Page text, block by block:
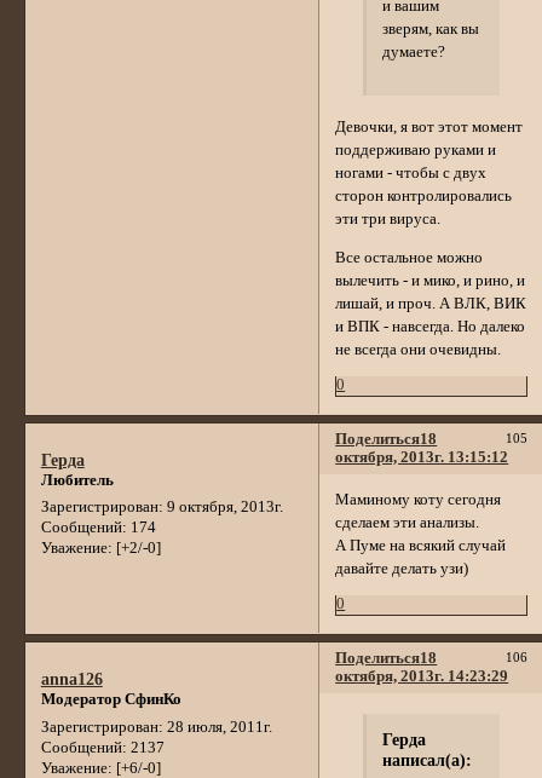
и вашим
зверям, как вы
думаете?
Девочки, я вот этот момент
поддерживаю руками и
ногами - чтобы с двух
сторон контролировались
эти три вируса.
Все остальное можно
вылечить - и мико, и рино, и
лишай, и проч. А ВЛК, ВИК
и ВПК - навсегда. Но далеко
не всегда они очевидны.
0
Поделиться 105
18
октября, 2013г. 13:15:12
Герда
Любитель
Зарегистрирован: 9 октября, 2013г.
Сообщений: 174
Уважение: [+2/-0]
Маминому коту сегодня
сделаем эти анализы.
А Пуме на всякий случай
давайте делать узи)
0
Поделиться 106
18
октября, 2013г. 14:23:29
anna126
Модератор СфинКо
Зарегистрирован: 28 июля, 2011г.
Сообщений: 2137
Уважение: [+6/-0]
Герда
написал(а):